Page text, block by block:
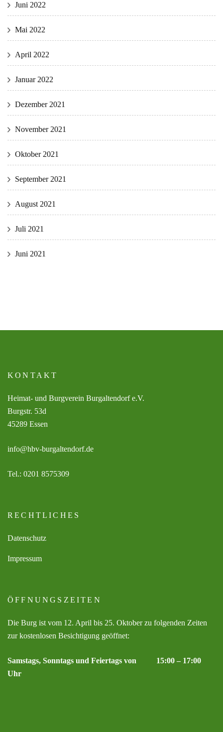
Juni 2022
Mai 2022
April 2022
Januar 2022
Dezember 2021
November 2021
Oktober 2021
September 2021
August 2021
Juli 2021
Juni 2021
KONTAKT
Heimat- und Burgverein Burgaltendorf e.V.
Burgstr. 53d
45289 Essen
info@hbv-burgaltendorf.de
Tel.: 0201 8575309
RECHTLICHES
Datenschutz
Impressum
ÖFFNUNGSZEITEN
Die Burg ist vom 12. April bis 25. Oktober zu folgenden Zeiten
zur kostenlosen Besichtigung geöffnet:
Samstags, Sonntags und Feiertags von 15:00 – 17:00
Uhr